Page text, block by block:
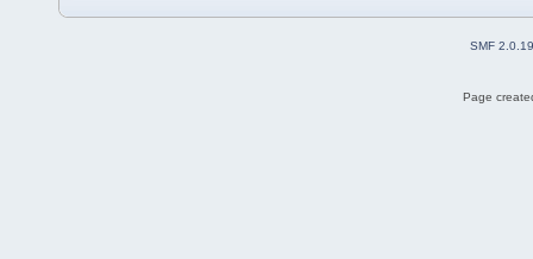
SMF 2.0.19
Page